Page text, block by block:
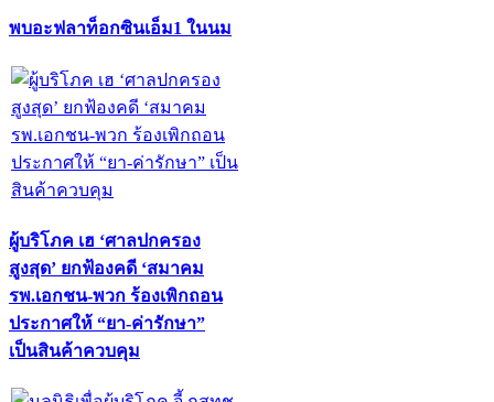
พบอะฟลาท็อกซินเอ็ม1 ในนม
ผู้บริโภค เฮ ‘ศาลปกครอง
สูงสุด’ ยกฟ้องคดี ‘สมาคม
รพ.เอกชน-พวก ร้องเพิกถอน
ประกาศให้ “ยา-ค่ารักษา”
เป็นสินค้าควบคุม